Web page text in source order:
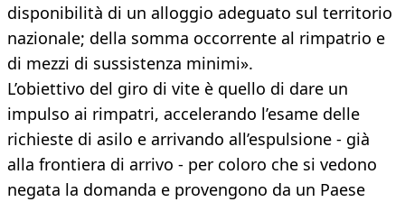
disponibilità di un alloggio adeguato sul territorio
nazionale; della somma occorrente al rimpatrio e
di mezzi di sussistenza minimi».
L’obiettivo del giro di vite è quello di dare un
impulso ai rimpatri, accelerando l’esame delle
richieste di asilo e arrivando all’espulsione - già
alla frontiera di arrivo - per coloro che si vedono
negata la domanda e provengono da un Paese